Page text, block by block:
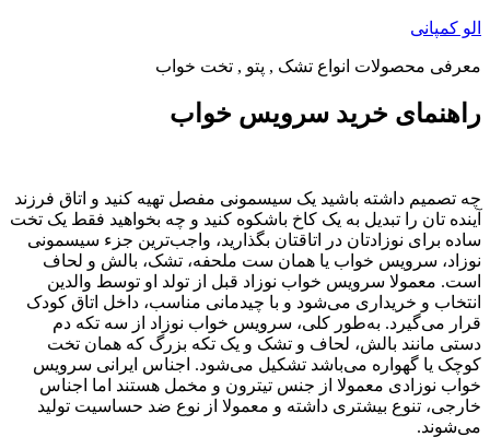
پرش
محتوا
الو کمپانی
معرفی محصولات انواع تشک , پتو , تخت خواب
راهنمای خرید سرویس خواب
چه تصمیم داشته باشید یک سیسمونی مفصل تهیه کنید و اتاق فرزند
آینده تان را تبدیل به یک کاخ باشکوه کنید و چه بخواهید فقط یک تخت
ساده برای نوزادتان در اتاقتان بگذارید، واجب‌ترین جزء سیسمونی
نوزاد، سرویس خواب یا همان ست ملحفه، تشک، بالش و لحاف
است. معمولا سرویس خواب نوزاد قبل از تولد او توسط والدین
انتخاب و خریداری می‌شود و با چیدمانی مناسب، داخل اتاق کودک
قرار می‌گیرد. به‌‌طور کلی، سرویس خواب نوزاد از سه تکه دم
دستی مانند بالش، لحاف و تشک و یک تکه بزرگ که همان تخت
کوچک یا گهواره می‌باشد تشکیل می‌شود. اجناس ایرانی سرویس
خواب نوزادی معمولا از جنس تیترون و مخمل هستند اما اجناس
خارجی، تنوع بیشتری داشته و معمولا از نوع ضد حساسیت تولید
می‌شوند.